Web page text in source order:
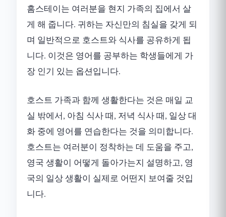
홈스테이는 여러분을 현지 가족의 집에서 살
게 해 줍니다. 귀하는 자신만의 침실을 갖게 되
며 일반적으로 호스트와 식사를 공유하게 됩
니다. 이것은 영어를 공부하는 학생들에게 가
장 인기 있는 옵션입니다.
호스트 가족과 함께 생활한다는 것은 매일 교
실 밖에서, 아침 식사 때, 저녁 식사 때, 일상 대
화 중에 영어를 연습한다는 것을 의미합니다.
호스트는 여러분이 정착하는 데 도움을 주고,
영국 생활이 어떻게 돌아가는지 설명하고, 영
국의 일상 생활이 실제로 어떤지 보여줄 것입
니다.